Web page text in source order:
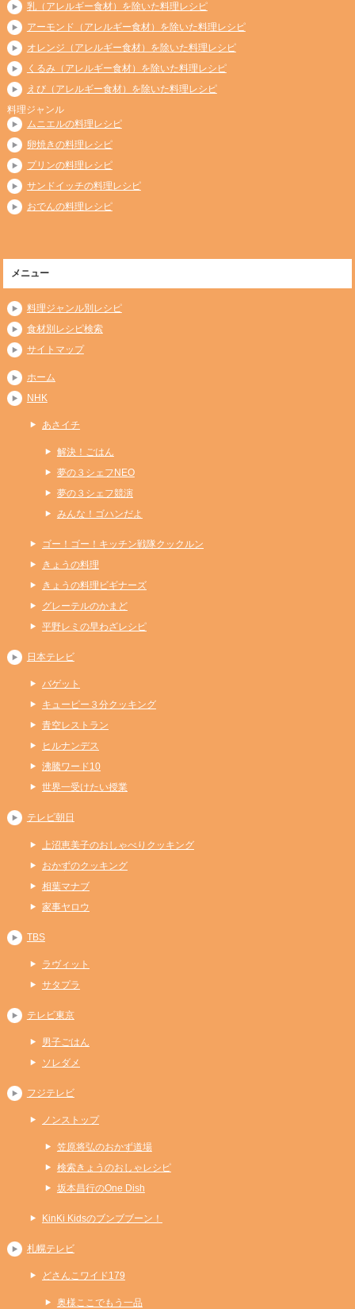
乳（アレルギー食材）を除いた料理レシピ
アーモンド（アレルギー食材）を除いた料理レシピ
オレンジ（アレルギー食材）を除いた料理レシピ
くるみ（アレルギー食材）を除いた料理レシピ
えび（アレルギー食材）を除いた料理レシピ
料理ジャンル
ムニエルの料理レシピ
卵焼きの料理レシピ
プリンの料理レシピ
サンドイッチの料理レシピ
おでんの料理レシピ
メニュー
料理ジャンル別レシピ
食材別レシピ検索
サイトマップ
ホーム
NHK
あさイチ
解決！ごはん
夢の３シェフNEO
夢の３シェフ競演
みんな！ゴハンだよ
ゴー！ゴー！キッチン戦隊クックルン
きょうの料理
きょうの料理ビギナーズ
グレーテルのかまど
平野レミの早わざレシピ
日本テレビ
バゲット
キューピー３分クッキング
青空レストラン
ヒルナンデス
沸騰ワード10
世界一受けたい授業
テレビ朝日
上沼恵美子のおしゃべりクッキング
おかずのクッキング
相葉マナブ
家事ヤロウ
TBS
ラヴィット
サタプラ
テレビ東京
男子ごはん
ソレダメ
フジテレビ
ノンストップ
笠原将弘のおかず道場
検索きょうのおしゃレシピ
坂本昌行のOne Dish
KinKi Kidsのブンブブーン！
札幌テレビ
どさんこワイド179
奥様ここでもう一品